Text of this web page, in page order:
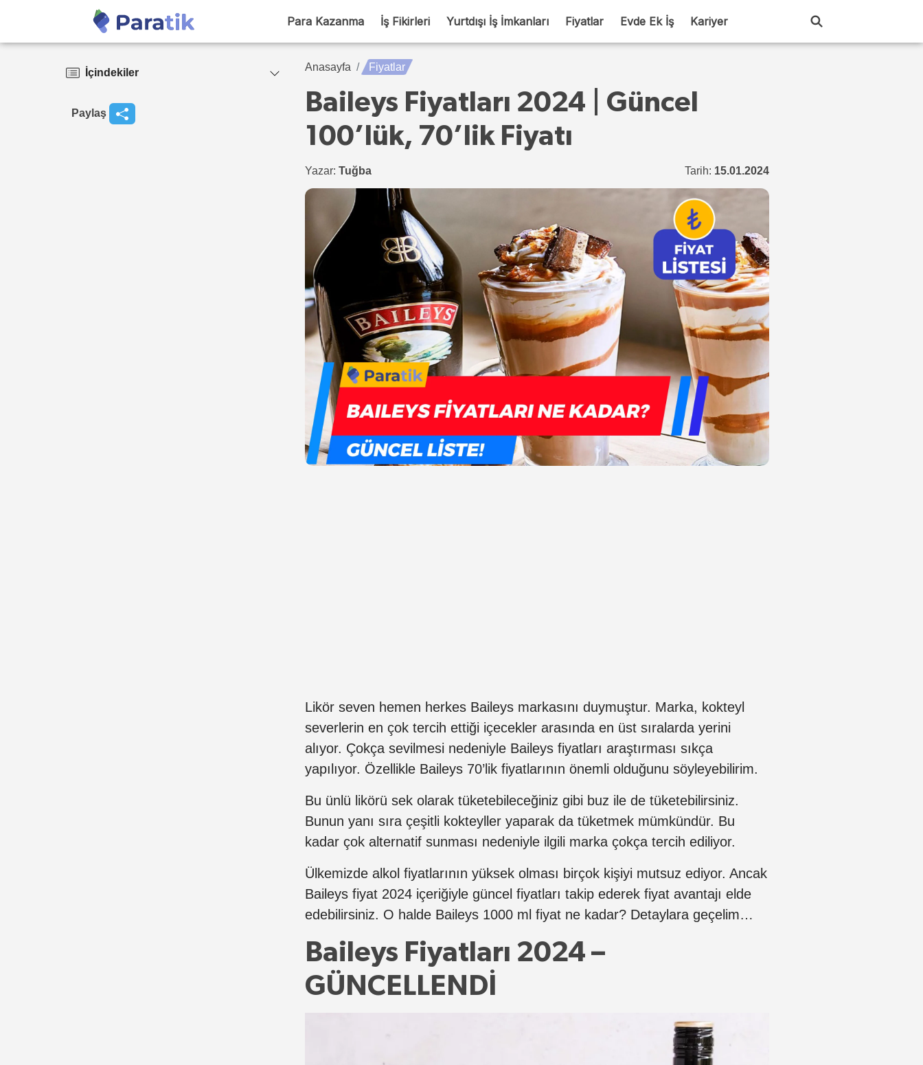
Para Kazanma İş Fikirleri Yurtdışı İş İmkanları Fiyatlar Evde Ek İş Kariyer
İçindekiler
Paylaş
Anasayfa Fiyatlar
Baileys Fiyatları 2024 | Güncel
100’lük, 70’lik Fiyatı
Yazar: Tuğba Tarih: 15.01.2024
Likör seven hemen herkes Baileys markasını duymuştur. Marka, kokteyl
severlerin en çok tercih ettiği içecekler arasında en üst sıralarda yerini
alıyor. Çokça sevilmesi nedeniyle Baileys fiyatları araştırması sıkça
yapılıyor. Özellikle Baileys 70’lik fiyatlarının önemli olduğunu söyleyebilirim.
Bu ünlü likörü sek olarak tüketebileceğiniz gibi buz ile de tüketebilirsiniz.
Bunun yanı sıra çeşitli kokteyller yaparak da tüketmek mümkündür. Bu
kadar çok alternatif sunması nedeniyle ilgili marka çokça tercih ediliyor.
Ülkemizde alkol fiyatlarının yüksek olması birçok kişiyi mutsuz ediyor. Ancak
Baileys fiyat 2024 içeriğiyle güncel fiyatları takip ederek fiyat avantajı elde
edebilirsiniz. O halde Baileys 1000 ml fiyat ne kadar? Detaylara geçelim…
Baileys Fiyatları 2024 –
GÜNCELLENDİ